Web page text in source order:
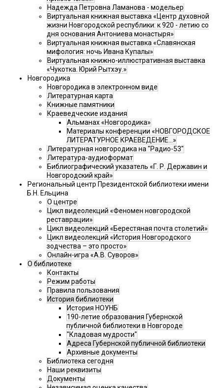
Надежда Петровна Ламанова - модельер
Виртуальная книжная выставка «Центр духовной
жизни Новгородской республики: к 920 - летию со
дня основания Антониева монастыря»
Виртуальная книжная выставка «Славянская
мифология: ночь Ивана Купалы»
Виртуальная книжно-иллюстративная выставка
«Чукотка. Юрий Рытхэу.»
Новгородика
Новгородика в электронном виде
Литературная карта
Книжные памятники
Краеведческие издания
Альманах «Новгородика»
Материалы конференции «НОВГОРОДСКОЕ
ЛИТЕРАТУРНОЕ КРАЕВЕДЕНИЕ...»
Литературная новгородика на "Радио-53"
Литература-аудиоформат
Библиографический указатель «Г. Р. Державин и
Новгородский край»
Региональный центр Президентской библиотеки имени
Б.Н. Ельцина
О центре
Цикл видеолекций «Феномен новгородской
реставрации»
Цикл видеолекций «Берестяная почта столетий»
Цикл видеолекций «История Новгородского
зодчества – это просто»
Онлайн-игра «А.В. Суворов»
О библиотеке
Контакты
Режим работы
Правила пользования
История библиотеки
История НОУНБ
190-летие образования Губернской
публичной библиотеки в Новгороде
"Кладовая мудрости"
Адреса Губернской публичной библиотеки
Архивные документы
Библиотека сегодня
Наши реквизиты
Документы